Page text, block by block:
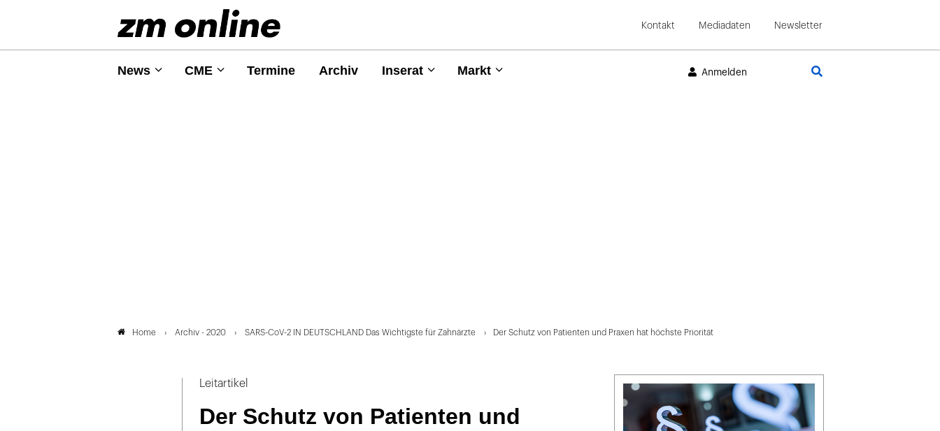
Kontakt Mediadaten Newsletter
News CME Termine Archiv Inserat Markt Anmelden
Home Archiv - 2020 SARS-CoV-2 IN DEUTSCHLAND Das Wichtigste für Zahnärzte Der Schutz von Patienten und Praxen hat höchste Priorität
Leitartikel
Der Schutz von Patienten und